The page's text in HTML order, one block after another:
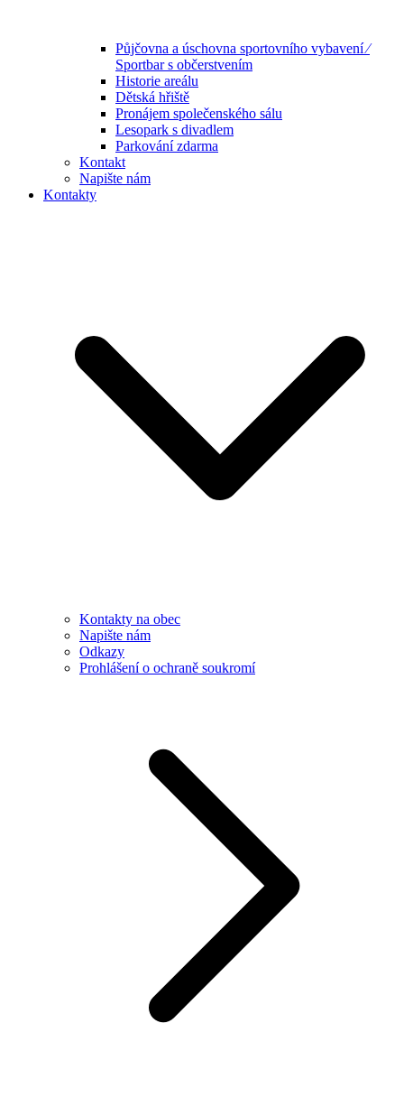
Půjčovna a úschovna sportovního vybavení ⁄
Sportbar s občerstvením
Historie areálu
Dětská hřiště
Pronájem společenského sálu
Lesopark s divadlem
Parkování zdarma
Kontakt
Napište nám
Kontakty
Kontakty na obec
Napište nám
Odkazy
Prohlášení o ochraně soukromí